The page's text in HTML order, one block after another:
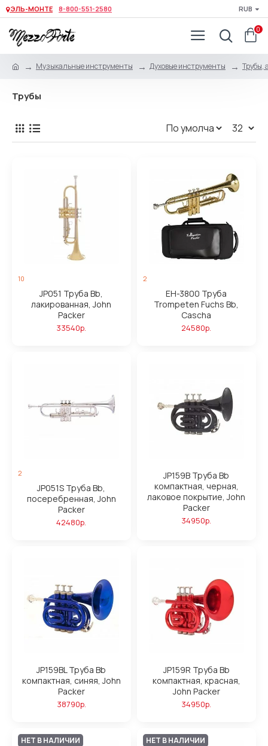
ЭЛЬ-МОНТЕ 8-800-551-2580 RUB
0
Музыкальные инструменты Духовые инструменты Трубы,
Трубы
10
JP051 Труба Bb,
лакированная, John
Packer
33540р.
2
EH-3800 Труба
Trompeten Fuchs Bb,
Cascha
24580р.
2
JP051S Труба Bb,
посеребренная, John
Packer
42480р.
JP159B Труба Bb
компактная, черная,
лаковое покрытие, John
Packer
34950р.
JP159BL Труба Bb
компактная, синяя, John
Packer
38790р.
JP159R Труба Bb
компактная, красная,
John Packer
34950р.
НЕТ В НАЛИЧИИ НЕТ В НАЛИЧИИ